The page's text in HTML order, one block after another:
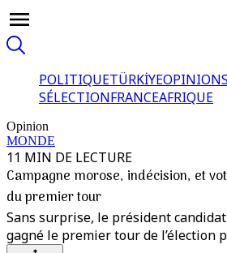
POLITIQUETÜRKİYEOPINIONS
SÉLECTIONFRANCEAFRIQUE
Opinion
MONDE
11 MIN DE LECTURE
Campagne morose, indécision, et
du premier tour
Sans surprise, le président
gagné le premier tour de l’élection